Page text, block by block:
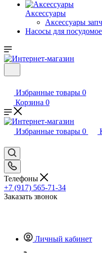
Аксессуары
Аксессуары
Насосы для
Избранные товары 0
Корзина 0
Избранные товары 0
Телефоны
+7 (917) 565-71-34
Заказать звонок
Личный кабинет